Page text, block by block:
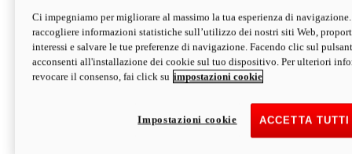
Hypermotard V2 SP
120,4 CVPotenza
94 NmCoppia
177 kgPeso in ordine di marcia
senza carburante
Depotenziata 35 kW: 18.890 € i
configura scopri di più
Ci impegniamo per migliorare al massimo la tua esperienza di
raccogliere informazioni statistiche sull’utilizzo dei nostri siti Web,
interessi e salvare le tue preferenze di navigazione. Facendo clic sul
acconsenti all'installazione dei cookie sul tuo dispositivo. Per ulteriori
revocare il consenso, fai click su impostazioni cookie
ACCETTA
Impostazioni cookie